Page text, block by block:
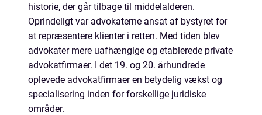
historie, der går tilbage til middelalderen.
Oprindeligt var advokaterne ansat af bystyret for
at repræsentere klienter i retten. Med tiden blev
advokater mere uafhængige og etablerede private
advokatfirmaer. I det 19. og 20. århundrede
oplevede advokatfirmaer en betydelig vækst og
specialisering inden for forskellige juridiske
områder.